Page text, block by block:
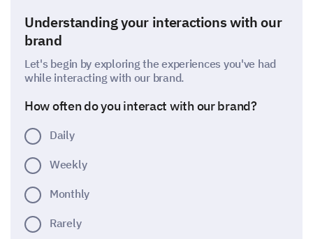
Understanding your interactions with our
brand
Let's begin by exploring the experiences you've had
while interacting with our brand.
How often do you interact with our brand?
Daily
Weekly
Monthly
Rarely